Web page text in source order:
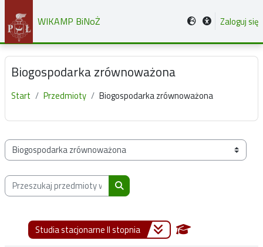
Przejdź do głównej zawartości
WIKAMP BiNoŻ Zaloguj się
Biogospodarka zrównoważona
Start Przedmioty Biogospodarka zrównoważona
Kategorie przedmiotów
Przeszukaj przedmioty wg nazwy, opisu lub prowadzącego
Przeszukaj przedmioty wg nazwy,
Studia stacjonarne II stopnia